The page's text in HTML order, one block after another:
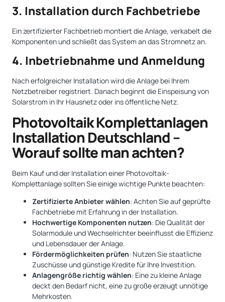
3. Installation durch Fachbetriebe
Ein zertifizierter Fachbetrieb montiert die Anlage, verkabelt die
Komponenten und schließt das System an das Stromnetz an.
4. Inbetriebnahme und Anmeldung
Nach erfolgreicher Installation wird die Anlage bei Ihrem
Netzbetreiber registriert. Danach beginnt die Einspeisung von
Solarstrom in Ihr Hausnetz oder ins öffentliche Netz.
Photovoltaik Komplettanlagen
Installation Deutschland –
Worauf sollte man achten?
Beim Kauf und der Installation einer Photovoltaik-
Komplettanlage sollten Sie einige wichtige Punkte beachten:
Zertifizierte Anbieter wählen: Achten Sie auf geprüfte
Fachbetriebe mit Erfahrung in der Installation.
Hochwertige Komponenten nutzen: Die Qualität der
Solarmodule und Wechselrichter beeinflusst die Effizienz
und Lebensdauer der Anlage.
Fördermöglichkeiten prüfen: Nutzen Sie staatliche
Zuschüsse und günstige Kredite für Ihre Investition.
Anlagengröße richtig wählen: Eine zu kleine Anlage
deckt den Bedarf nicht, eine zu große erzeugt unnötige
Mehrkosten.